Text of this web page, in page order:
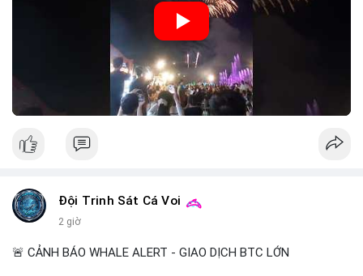
🎥 Xem video trực tiếp tại:
Nguồn: Đồng Tâm
Đội Trinh Sát Cá Voi
2 giờ
🚨 CẢNH BÁO WHALE ALERT - GIAO DỊCH BTC LỚN